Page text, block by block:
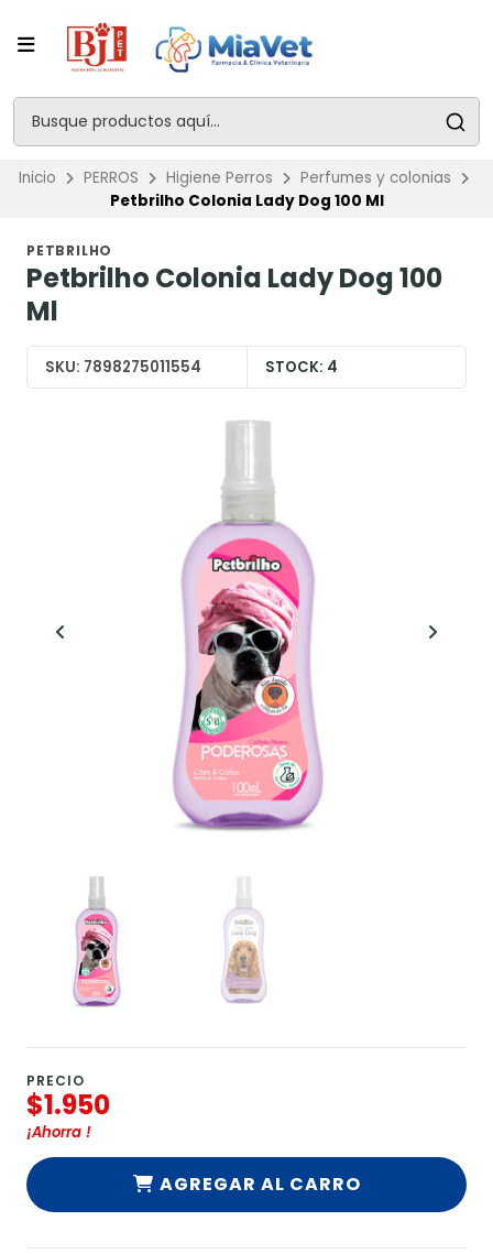
Inicio PERROS Higiene Perros
Perfumes y colonias
Petbrilho Colonia Lady Dog 100 Ml
PETBRILHO
Petbrilho Colonia Lady Dog 100
Ml
SKU: 7898275011554 STOCK: 4
PRECIO
$1.950
¡Ahorra !
AGREGAR AL CARRO